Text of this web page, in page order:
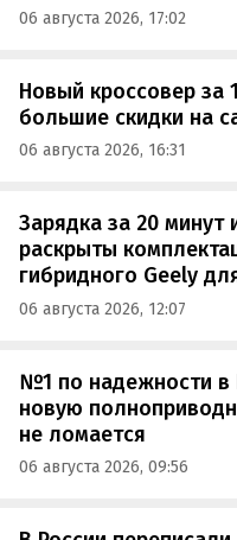
06 августа 2026, 17:02
Новый кроссовер за
большие скидки на
06 августа 2026, 16:31
Зарядка за 20 минут
раскрыты
гибридного Geely
06 августа 2026, 12:07
№1 по надежности в
новую
не ломается
06 августа 2026, 09:56